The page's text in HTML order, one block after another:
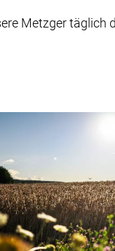
Metzger täglich